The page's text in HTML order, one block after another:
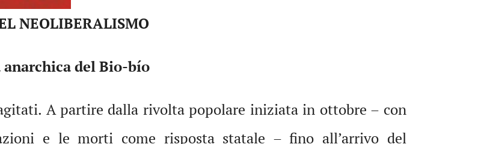
NEOLIBERALISMO
del Bio-bío
A partire dalla rivolta popolare iniziata in ottobre – con
e le morti come risposta statale – fino all’arrivo del